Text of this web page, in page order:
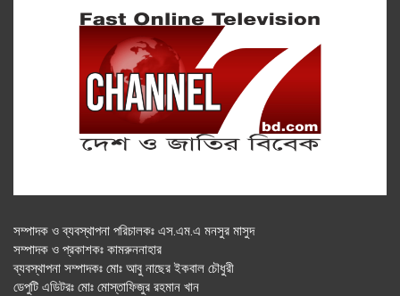
সম্পাদক ও ব্যবস্থাপনা পরিচালকঃ এস.এম.এ মনসুর মাসুদ
সম্পাদক ও প্রকাশকঃ কামরুননাহার
ব্যবস্থাপনা সম্পাদকঃ মোঃ আবু নাছের ইকবাল চৌধুরী
ডেপুটি এডিটরঃ মোঃ মোস্তাফিজুর রহমান খান